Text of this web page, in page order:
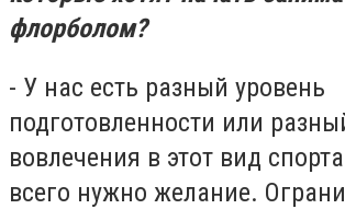
флорболом?
- У нас есть разный уровень
подготовленности или
вовлечения в этот вид
всего нужно желание.